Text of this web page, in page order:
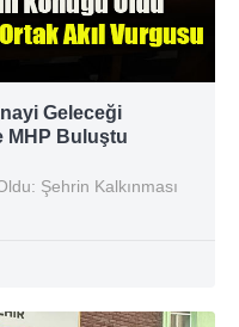
Geleceği
MHP Buluştu
Şehrin Kalkınması